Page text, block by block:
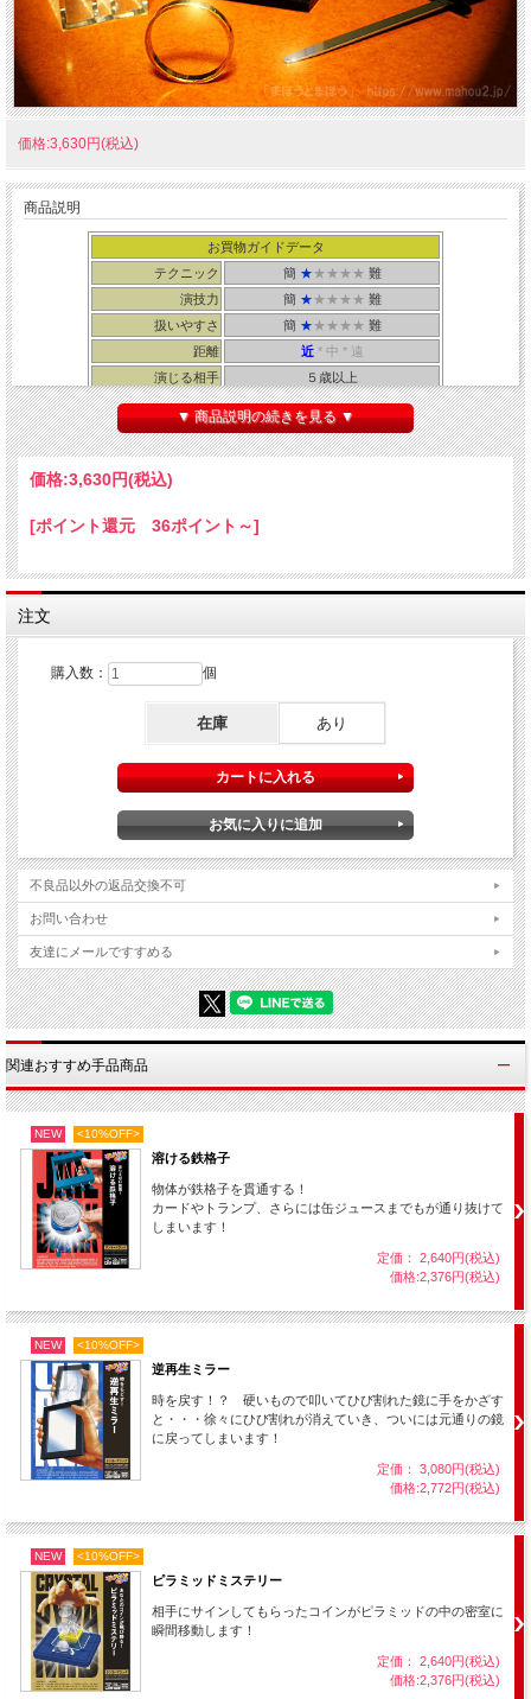
価格:3,630円(税込)
商品説明
お買物ガイドデータ
テクニック
簡 ★★★★★ 難
演技力
簡 ★★★★★ 難
扱いやすさ
簡 ★★★★★ 難
距離
近* 中 * 遠
演じる相手
５歳以上
所要時間
４５秒
・メーカー/tenyo ・解説書/tenyo
ミニチュアイリュージョンボックス、透明ケース、リング、ミニチュア剣一式セ
ット
指輪を透明ケースの中に入れます。
この透明ケースをミニチュアのイリュージョンボックスに 入れて・・・
ミニチュアの剣をボックス上部の溝に差し込み、
▼ 商品説明の続きを見る ▼
価格:3,630円(税込)
[ポイント還元 36ポイント～]
注文
購入数： 個
在庫 あり
不良品以外の返品交換不可
お問い合わせ
友達にメールですすめる
関連おすすめ手品商品
NEW <10%OFF>
溶ける鉄格子
物体が鉄格子を貫通する！
カードやトランプ、さらには缶ジュースまでもが通り抜けて
しまいます！
定価： 2,640円(税込)
価格:2,376円(税込)
NEW <10%OFF>
逆再生ミラー
時を戻す！？ 硬いもので叩いてひび割れた鏡に手をかざす
と・・・徐々にひび割れが消えていき、ついには元通りの鏡
に戻ってしまいます！
定価： 3,080円(税込)
価格:2,772円(税込)
NEW <10%OFF>
ピラミッドミステリー
相手にサインしてもらったコインがピラミッドの中の密室に
瞬間移動します！
定価： 2,640円(税込)
価格:2,376円(税込)